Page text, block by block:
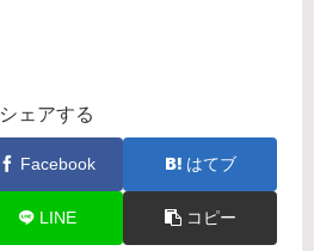
シェアする
Facebook はてブ
LINE コピー